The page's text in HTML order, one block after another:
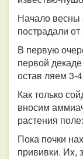
Начало весны
пострадали
В первую
первой
остав ляем 3-
Как только
вносим
растения
Пока почки
прививки. Их,